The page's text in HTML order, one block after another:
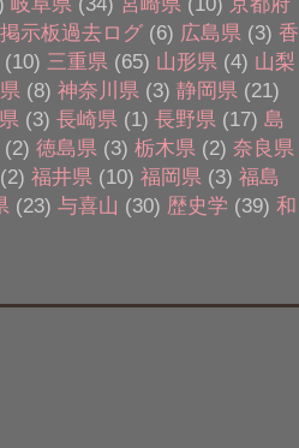
掲示板過去ログ (6) 広島県 (3) 香
(10) 三重県 (65) 山形県 (4) 山梨
(8) 神奈川県 (3) 静岡県 (21)
(3) 長崎県 (1) 長野県 (17) 島
(2) 徳島県 (3) 栃木県 (2) 奈良県
(2) 福井県 (10) 福岡県 (3) 福島
(23) 与喜山 (30) 歴史学 (39) 和